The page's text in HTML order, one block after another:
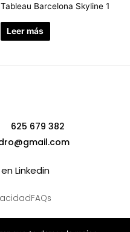
Tableau Barcelona Skyline 1
Leer más
625 679 382
Linkedin
FAQs